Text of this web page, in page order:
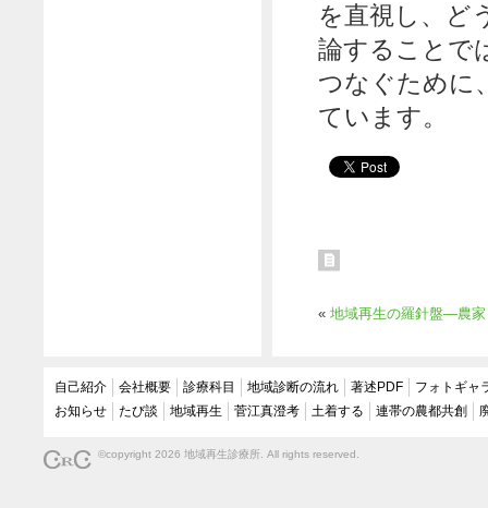
を直視し、ど
論することで
つなぐために
ています。
«地域再生の羅針盤―農家
自己紹介 会社概要 診療科目 地域診断の流れ 著述PDF
フォトギャ
お知らせ
たび談 地域再生 菅江真澄考 土着する 連帯の農都共創
©copyright 2026 地域再生診療所. All rights reserved.